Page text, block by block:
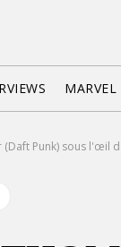
(Daft Punk) sous l'œil